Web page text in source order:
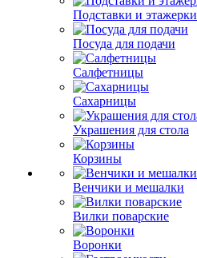
Подставки и этажерки
Посуда для подачи
Салфетницы
Сахарницы
Украшения для стола
Корзины
Венчики и мешалки
Вилки поварские
Воронки